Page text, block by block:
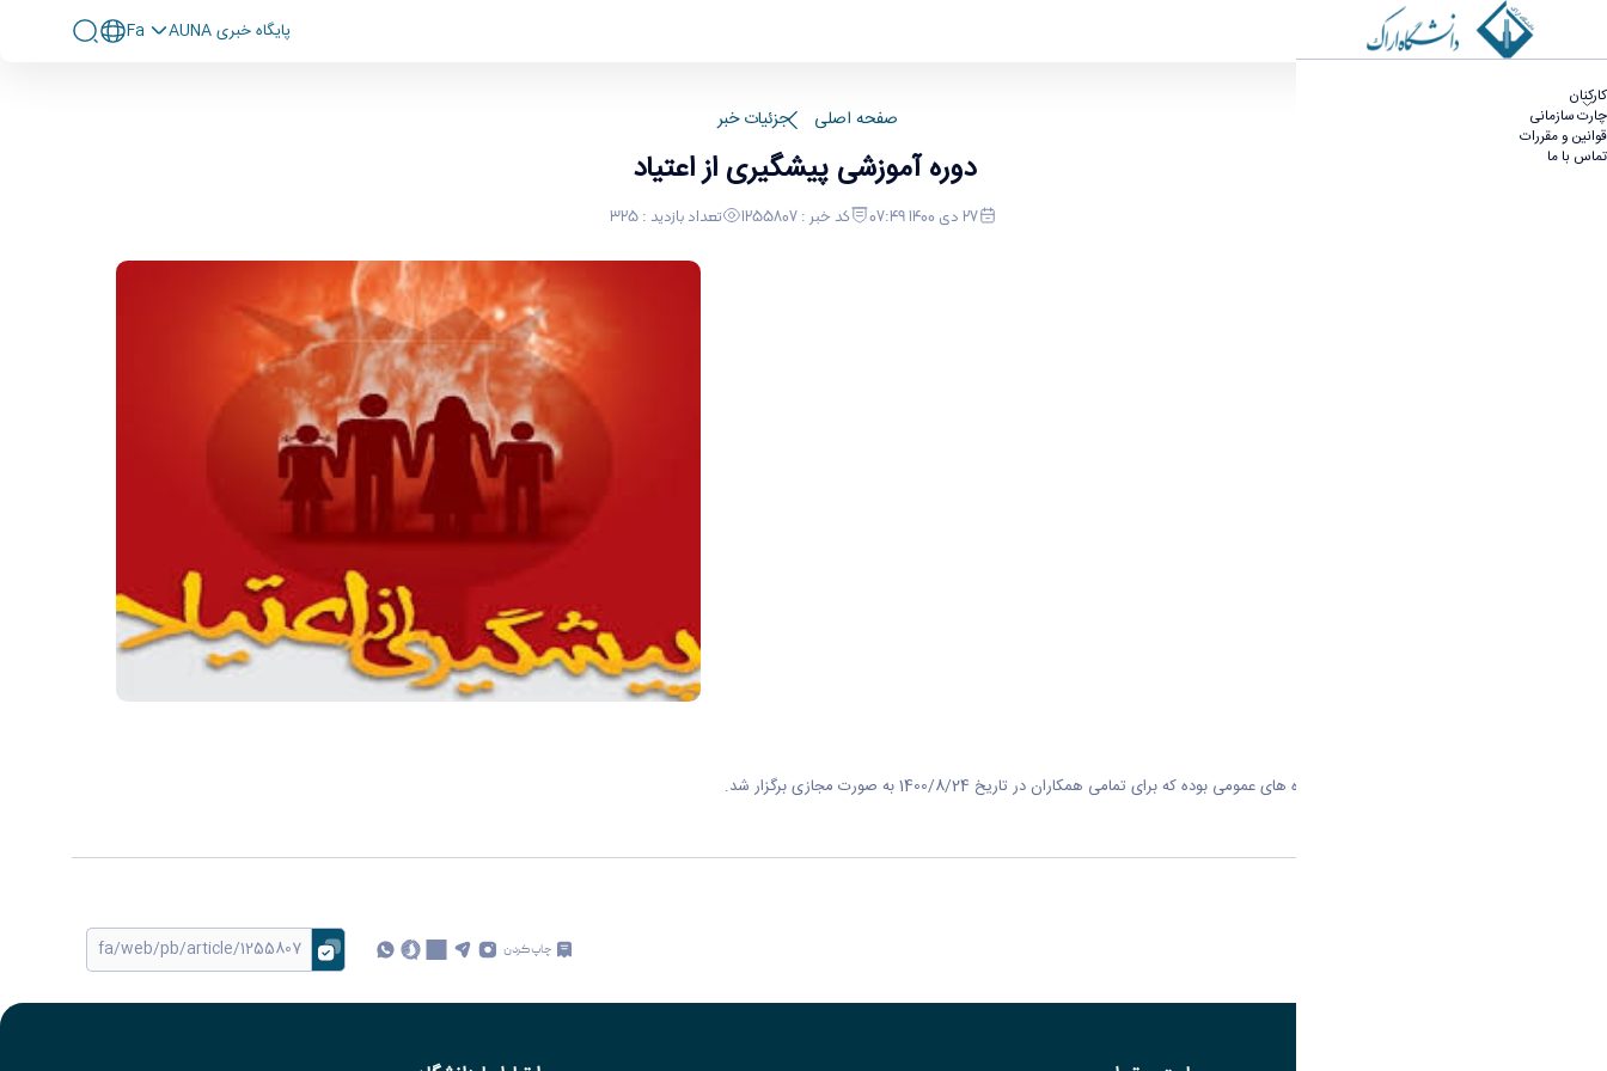
کارکنان
چارت سازمانی
قوانین و مقررات
تماس با ما
پايگاه خبری AUNA Fa
دوره آموزشی پیشگیری از اعتیاد - برنامه و بودجه
صفحه اصلی جزئیات خبر
دوره آموزشی پیشگیری از اعتیاد
27 دی 1400 07:49 کد خبر : 1255807 تعداد بازدید : 325
دوره آموزشی پیشگیری از اعتیاد از دوره های عمومی بوده که برای تمامی همکاران در تاریخ 1400/8/24 به صورت مجازی برگزار شد.
چاپ کردن